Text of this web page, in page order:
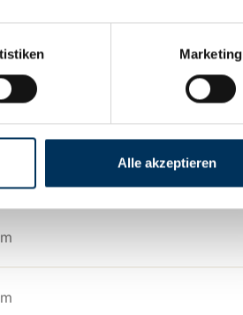
Marketing
Alle akzeptieren